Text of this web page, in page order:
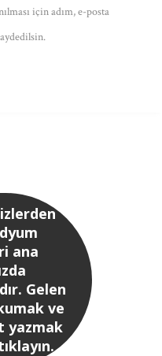
için adım, e-posta
ana
Gelen
ve
yazmak